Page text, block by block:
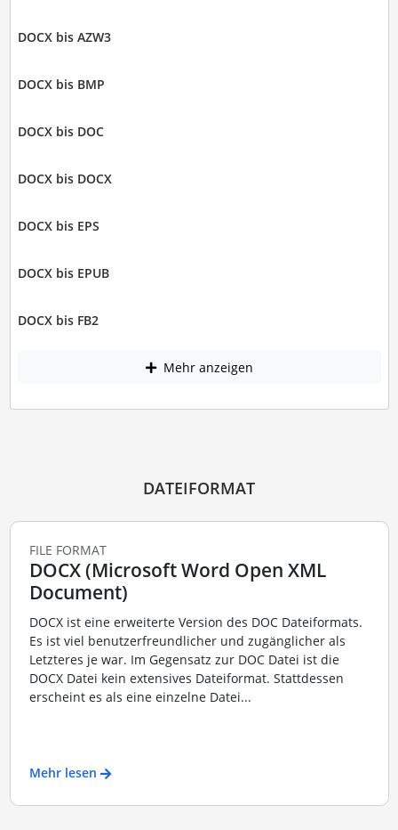
DOCX bis AZW3
DOCX bis BMP
DOCX bis DOC
DOCX bis DOCX
DOCX bis EPS
DOCX bis EPUB
DOCX bis FB2
Mehr anzeigen
DATEIFORMAT
FILE FORMAT
DOCX (Microsoft Word Open XML
Document)
DOCX ist eine erweiterte Version des DOC Dateiformats.
Es ist viel benutzerfreundlicher und zugänglicher als
Letzteres je war. Im Gegensatz zur DOC Datei ist die
DOCX Datei kein extensives Dateiformat. Stattdessen
erscheint es als eine einzelne Datei...
Mehr lesen